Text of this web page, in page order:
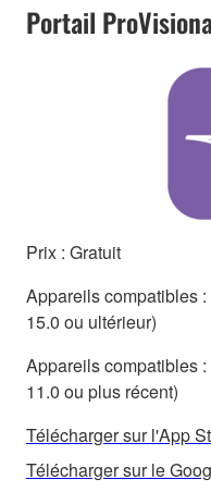
Portail
Prix : Gratuit
Appareils compatibles
15.0 ou ultérieur)
Appareils compatibles
11.0 ou plus récent)
Télécharger sur l'App
Télécharger sur le